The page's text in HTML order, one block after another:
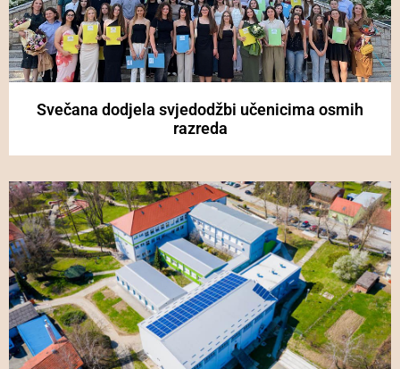
Svečana dodjela svjedodžbi učenicima osmih
razreda